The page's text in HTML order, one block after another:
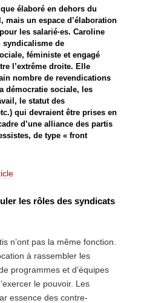
élaboré en dehors du
mais un espace d’élaboration
les salarié·es. Caroline
syndicalisme de
féministe et engagé
l’extrême droite. Elle
nombre de revendications
démocratie sociale, les
le statut des
qui devraient être prises en
d’une alliance des partis
de type « front
les rôles des syndicats
n’ont pas la même fonction.
à rassembler les
programmes et d’équipes
le pouvoir. Les
essence des contre-